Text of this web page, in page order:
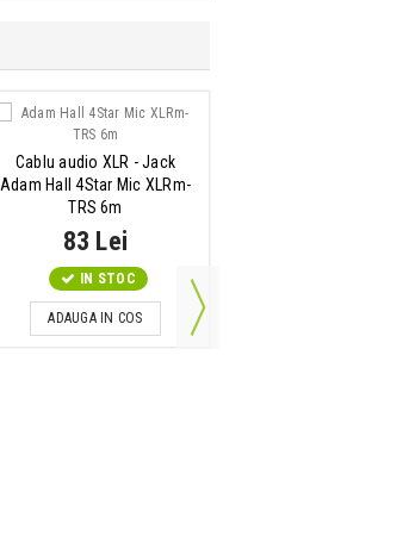
Cablu audio XLR - Jack
Adam Hall 4Star Mic XLRm-
TRS 6m
83 Lei
IN STOC
ADAUGA IN COS